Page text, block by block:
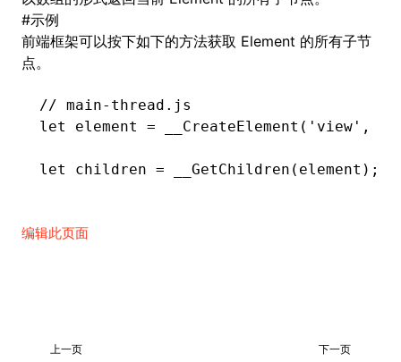
#示例
前端框架可以按下如下的方法获取 Element 的所有子节
点。
// main-thread.js
let
element = __CreateElement ( 'view' ,
let children = __GetChildren (element);
编辑此页面
上一页 下一页